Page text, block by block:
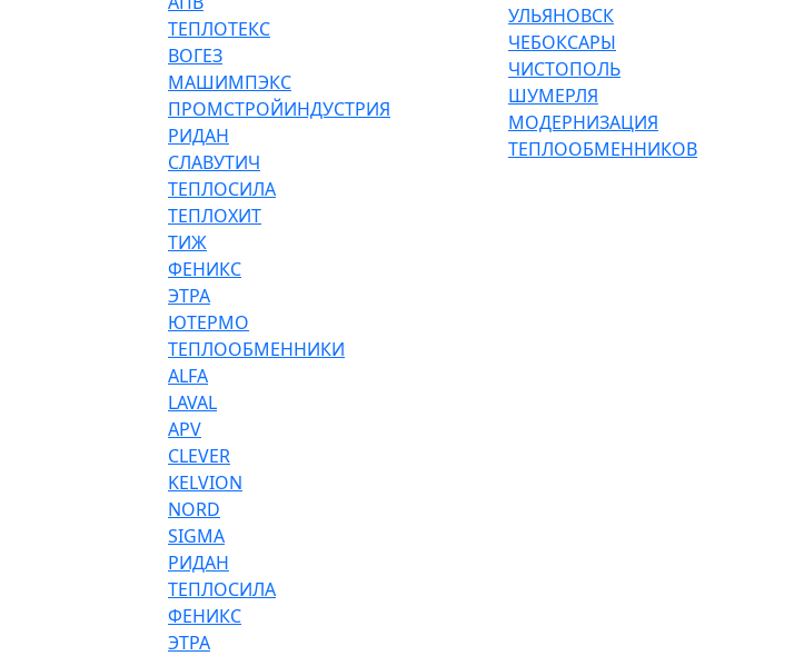
ТЕПЛОТЕКС
ВОГЕЗ
МАШИМПЭКС
ПРОМСТРОЙИНДУСТРИЯ
РИДАН
СЛАВУТИЧ
ТЕПЛОСИЛА
ТЕПЛОХИТ
ТИЖ
ФЕНИКС
ЭТРА
ЮТЕРМО
ТЕПЛООБМЕННИКИ
ALFA
LAVAL
APV
CLEVER
KELVION
NORD
SIGMA
РИДАН
ТЕПЛОСИЛА
ФЕНИКС
ЭТРА
УЛЬЯНОВСК
ЧЕБОКСАРЫ
ЧИСТОПОЛЬ
ШУМЕРЛЯ
МОДЕРНИЗАЦИЯ
ТЕПЛООБМЕННИКОВ